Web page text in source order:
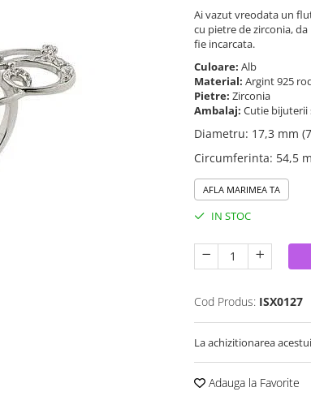
Ai vazut vreodata un
cu pietre de zirconia,
fie incarcata.
Culoare: Alb
Material: Argint 925
Pietre: Zirconia
Ambalaj: Cutie bijuterii
Diametru: 17,3 mm
Circumferinta: 54,5
AFLA MARIMEA TA
IN STOC
Cod Produs: ISX0127
La achizitionarea
Adauga la Favorite